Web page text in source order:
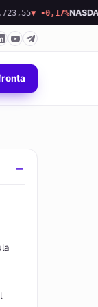
▼ -0,17% NASDAQ